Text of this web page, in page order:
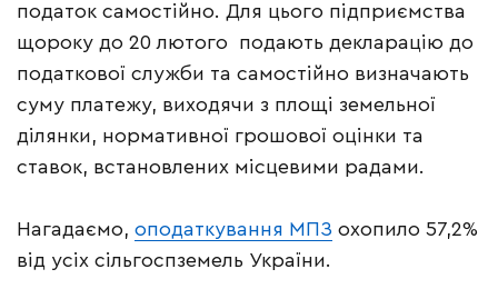
податок самостійно. Для цього підприємства
щороку до 20 лютого подають декларацію до
податкової служби та самостійно визначають
суму платежу, виходячи з площі земельної
ділянки, нормативної грошової оцінки та
ставок, встановлених місцевими радами.
Нагадаємо, оподаткування МПЗ охопило 57,2%
від усіх сільгоспземель України.